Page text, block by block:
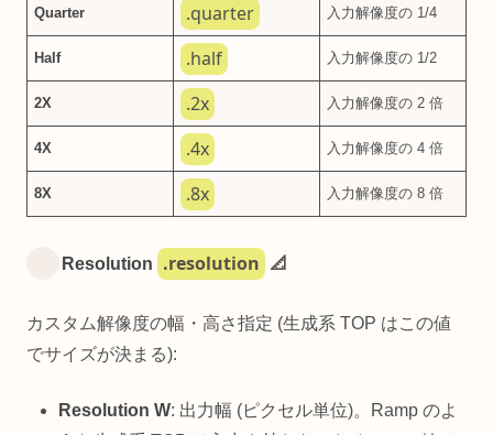
Quarter .quarter 入力解像度の 1/4
Half .half 入力解像度の 1/2
2X .2x 入力解像度の 2 倍
4X .4x 入力解像度の 4 倍
8X .8x 入力解像度の 8 倍
Resolution .resolution 📐
カスタム解像度の幅・高さ指定 (生成系 TOP はこの値
でサイズが決まる):
Resolution W: 出力幅 (ピクセル単位)。Ramp のよ